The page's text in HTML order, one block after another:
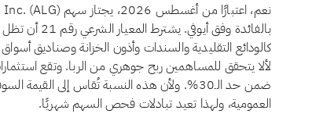
بالفائدة وفق
ضمن حد الـ30%. ولأن هذه النسبة تُقاس إلى
العمومية، ولهذا تعيد تبادلات فحص السهم شهريًا.